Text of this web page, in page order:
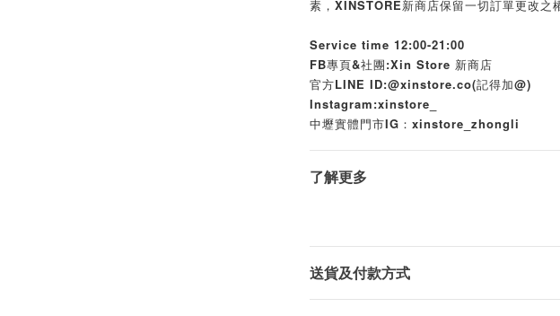
素，XINSTORE新商店保留一切訂單更改之
Service time 12:00-21:00
FB專頁&社團:Xin Store 新商店
官方LINE ID:@xinstore.co(記得加@)
Instagram:xinstore_
中壢實體門市IG：xinstore_zhongli
了解更多
送貨及付款方式